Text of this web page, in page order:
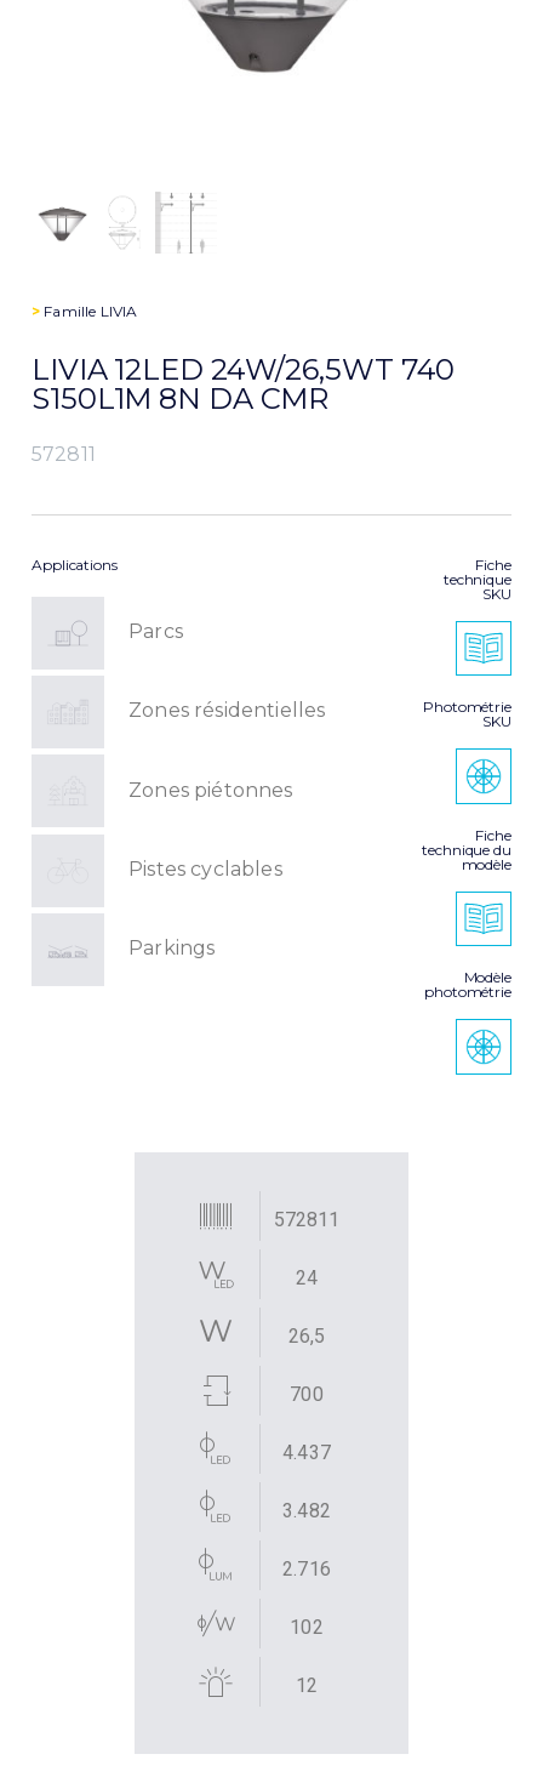
> Famille LIVIA
LIVIA 12LED 24W/26,5WT 740
S150L1M 8N DA CMR
572811
Applications
Parcs
Zones résidentielles
Zones piétonnes
Pistes cyclables
Parkings
Fiche
technique
SKU
Photométrie
SKU
Fiche
technique du
modèle
Modèle
photométrie
572811
24
26,5
700
4.437
3.482
2.716
102
12